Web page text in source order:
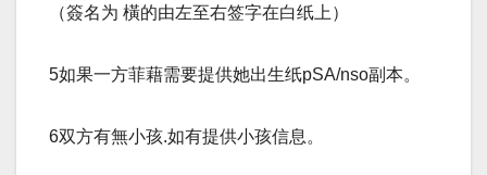
（簽名为 橫的由左至右签字在白纸上）
5如果一方菲藉需要提供她出生纸pSA/nso副本。
6双方有無小孩.如有提供小孩信息。